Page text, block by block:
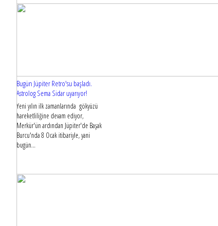
Bugün Jüpiter Retro'su başladı.
Astrolog Sema Sidar uyarıyor!
Yeni yılın ilk zamanlarında gökyüzü
hareketliliğine devam ediyor,
Merkür'ün ardından Jüpiter'de Başak
Burcu'nda 8 Ocak itibariyle, yani
bugün...